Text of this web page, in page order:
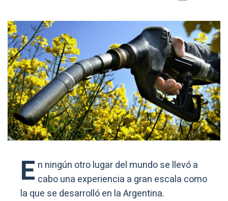
E n ningún otro lugar del mundo se llevó a
cabo una experiencia a gran escala como
la que se desarrolló en la Argentina.